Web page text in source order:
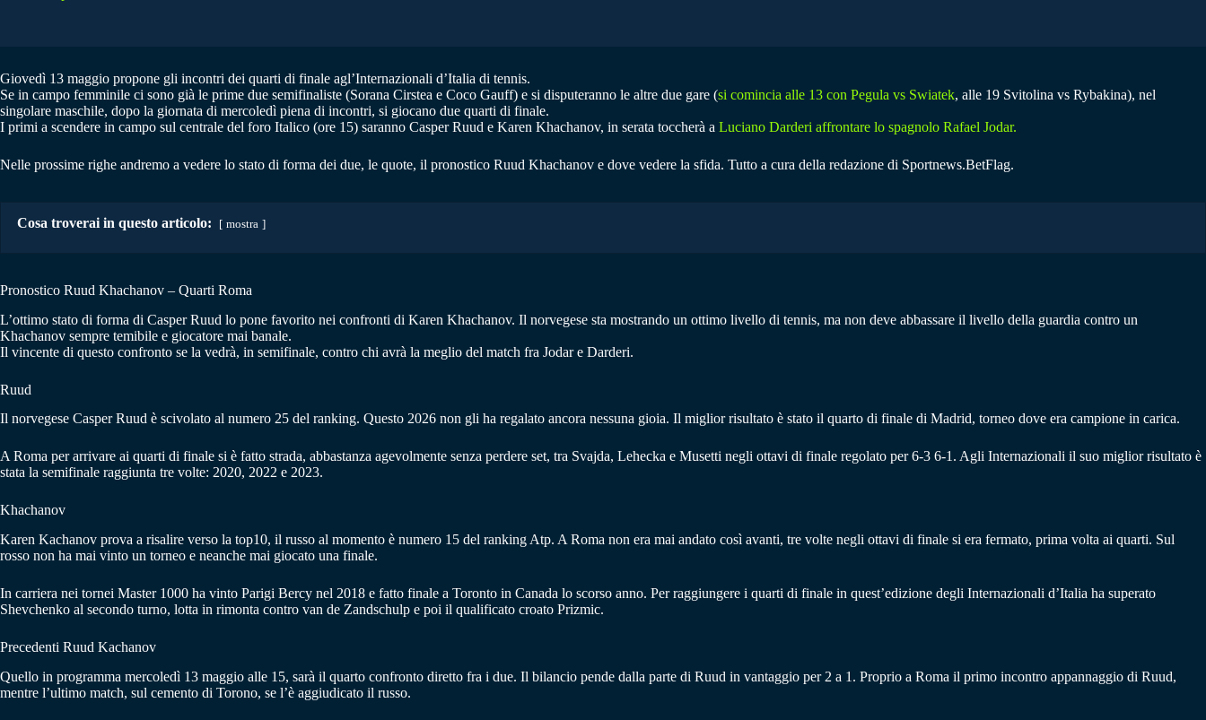
Giovedì 13 maggio propone gli incontri dei quarti di finale agl’Internazionali d’Italia di tennis.
Se in campo femminile ci sono già le prime due semifinaliste (Sorana Cirstea e Coco Gauff) e si disputeranno le altre due gare (si comincia alle 13 con Pegula vs Swiatek, alle 19 Svitolina vs Rybakina), nel
singolare maschile, dopo la giornata di mercoledì piena di incontri, si giocano due quarti di finale.
I primi a scendere in campo sul centrale del foro Italico (ore 15) saranno Casper Ruud e Karen Khachanov, in serata toccherà a Luciano Darderi affrontare lo spagnolo Rafael Jodar.
Nelle prossime righe andremo a vedere lo stato di forma dei due, le quote, il pronostico Ruud Khachanov e dove vedere la sfida. Tutto a cura della redazione di Sportnews.BetFlag.
Cosa troverai in questo articolo: mostra
Pronostico Ruud Khachanov – Quarti Roma
L’ottimo stato di forma di Casper Ruud lo pone favorito nei confronti di Karen Khachanov. Il norvegese sta mostrando un ottimo livello di tennis, ma non deve abbassare il livello della guardia contro un
Khachanov sempre temibile e giocatore mai banale.
Il vincente di questo confronto se la vedrà, in semifinale, contro chi avrà la meglio del match fra Jodar e Darderi.
Ruud
Il norvegese Casper Ruud è scivolato al numero 25 del ranking. Questo 2026 non gli ha regalato ancora nessuna gioia. Il miglior risultato è stato il quarto di finale di Madrid, torneo dove era campione in carica.
A Roma per arrivare ai quarti di finale si è fatto strada, abbastanza agevolmente senza perdere set, tra Svajda, Lehecka e Musetti negli ottavi di finale regolato per 6-3 6-1. Agli Internazionali il suo miglior risultato è
stata la semifinale raggiunta tre volte: 2020, 2022 e 2023.
Khachanov
Karen Kachanov prova a risalire verso la top10, il russo al momento è numero 15 del ranking Atp. A Roma non era mai andato così avanti, tre volte negli ottavi di finale si era fermato, prima volta ai quarti. Sul
rosso non ha mai vinto un torneo e neanche mai giocato una finale.
In carriera nei tornei Master 1000 ha vinto Parigi Bercy nel 2018 e fatto finale a Toronto in Canada lo scorso anno. Per raggiungere i quarti di finale in quest’edizione degli Internazionali d’Italia ha superato
Shevchenko al secondo turno, lotta in rimonta contro van de Zandschulp e poi il qualificato croato Prizmic.
Precedenti Ruud Kachanov
Quello in programma mercoledì 13 maggio alle 15, sarà il quarto confronto diretto fra i due. Il bilancio pende dalla parte di Ruud in vantaggio per 2 a 1. Proprio a Roma il primo incontro appannaggio di Ruud,
mentre l’ultimo match, sul cemento di Torono, se l’è aggiudicato il russo.